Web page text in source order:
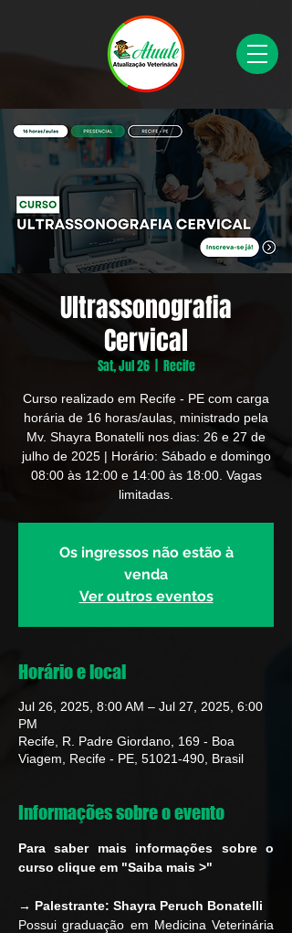
Ultrassonografia
Cervical
Sat, Jul 26
  |
Recife
Curso realizado em Recife - PE com carga
horária de 16 horas/aulas, ministrado pela
Mv. Shayra Bonatelli nos dias: 26 e 27 de
julho de 2025 | Horário: Sábado e domingo
08:00 às 12:00 e 14:00 às 18:00. Vagas
limitadas.
Os ingressos não estão à
venda
Ver outros eventos
Horário e local
Jul 26, 2025, 8:00 AM – Jul 27, 2025, 6:00
PM
Recife, R. Padre Giordano, 169 - Boa
Viagem, Recife - PE, 51021-490, Brasil
Informações sobre o evento
Para saber mais informações sobre o
curso clique em "Saiba mais >"
→ Palestrante: Shayra Peruch Bonatelli
Possui graduação em Medicina Veterinária